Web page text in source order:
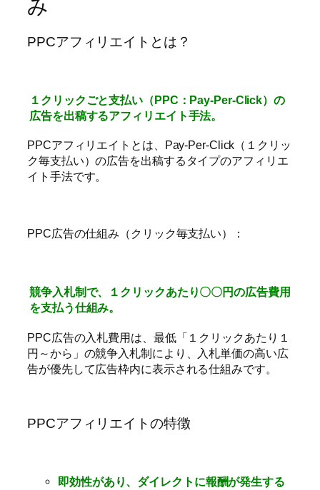
み
PPCアフィリエイトとは？
１クリックごと支払い（PPC：Pay-Per-Click）の
広告を出稿するアフィリエイト手法。
PPCアフィリエイトとは、Pay-Per-Click（１クリッ
ク毎支払い）の広告を出稿するタイプのアフィリエ
イト手法です。
PPC広告の仕組み（クリック毎支払い）：
競争入札制で、１クリックあたり〇〇円の広告費用
を支払う仕組み。
PPC広告の入札費用は、最低「１クリックあたり１
円～から」の競争入札制により、入札単価の高い広
告が優先して広告枠内に表示される仕組みです。
PPCアフィリエイトの特徴
即効性があり、ダイレクトに報酬が発生する